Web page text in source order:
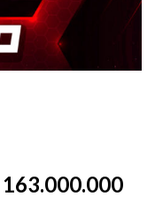
163.000.000El